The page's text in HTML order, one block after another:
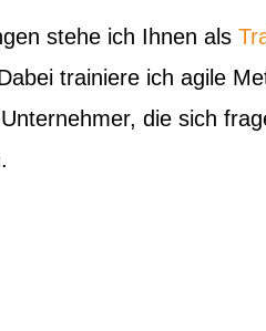
stehe ich Ihnen als
trainiere ich agile
die sich